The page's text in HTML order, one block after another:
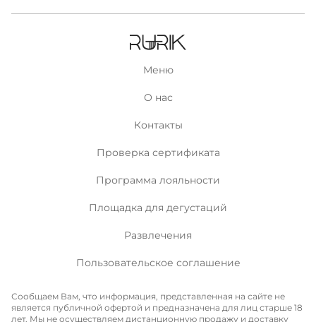
Меню
О нас
Контакты
Проверка сертификата
Программа лояльности
Площадка для дегустаций
Развлечения
Пользовательское соглашение
Сообщаем Вам, что информация, представленная на сайте не
является публичной офертой и предназначена для лиц старше 18
лет. Мы не осуществляем дистанционную продажу и доставку